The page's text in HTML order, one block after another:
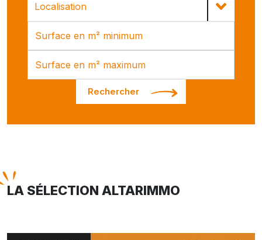
Localisation
Rechercher
LA SÉLECTION ALTARIMMO